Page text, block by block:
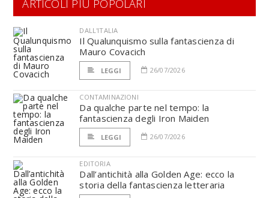
ARTICOLI PIÙ POPOLARI
DALL'ITALIA
Il Qualunquismo sulla fantascienza di
Mauro Covacich
LEGGI 26/07/2026
CONTAMINAZIONI
Da qualche parte nel tempo: la
fantascienza degli Iron Maiden
LEGGI 26/07/2026
EDITORIA
Dall’antichità alla Golden Age: ecco la
storia della fantascienza letteraria